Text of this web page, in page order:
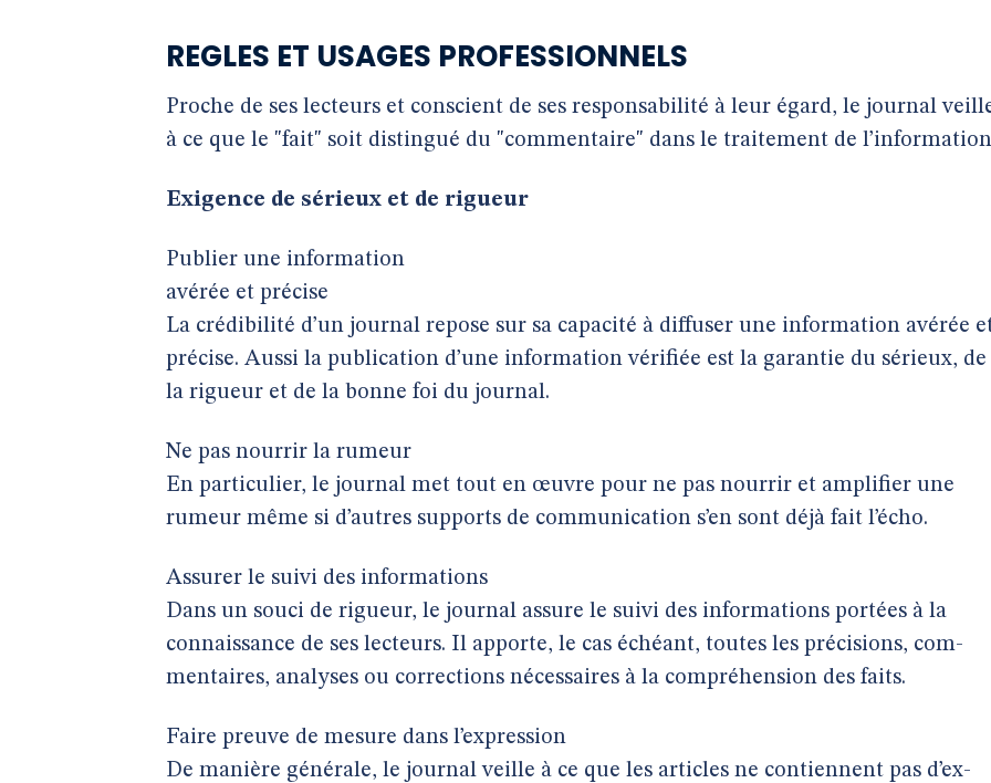
REGLES ET USAGES PROFESSIONNELS
Proche de ses lecteurs et conscient de ses responsabilité à leur égard, le journal
à ce que le "fait" soit distingué du "commentaire" dans le traitement de
Exigence de sérieux et de rigueur
Publier une information
avérée et précise
La crédibilité d’un journal repose sur sa capacité à diffuser une information avérée
précise. Aussi la publication d’une information vérifiée est la garantie du sérieux, de
la rigueur et de la bonne foi du journal.
Ne pas nourrir la rumeur
En particulier, le journal met tout en œuvre pour ne pas nourrir et amplifier une
rumeur même si d’autres supports de communication s’en sont déjà fait l’écho.
Assurer le suivi des informations
Dans un souci de rigueur, le journal assure le suivi des informations portées à la
connaissance de ses lecteurs. Il apporte, le cas échéant, toutes les précisions, com-
mentaires, analyses ou corrections nécessaires à la compréhension des faits.
Faire preuve de mesure dans l’expression
De manière générale, le journal veille à ce que les articles ne contiennent pas d’ex-